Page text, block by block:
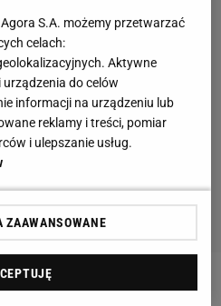
u siatkarzy? Fragmenty
S.A. możemy przetwarzać
celach:
Aktywne
do celów
informacji na urządzeniu lub
reklamy i treści, pomiar
i ulepszanie usług.
ZAAWANSOWANE